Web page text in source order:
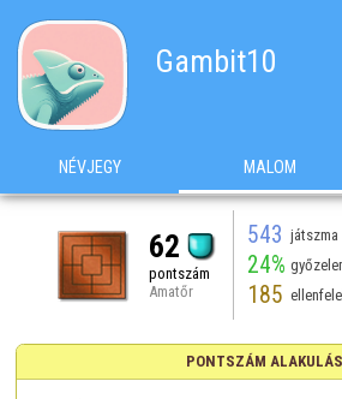
Gambit10
NÉVJEGY MALOM
62
pontszám
Amatőr
543 játszma
24%
185
PONTSZÁM